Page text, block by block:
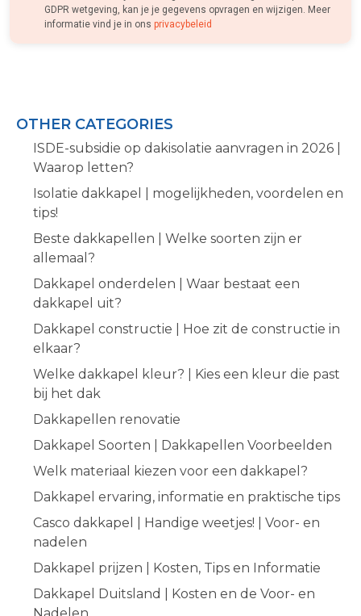
GDPR wetgeving, kan je je gegevens opvragen en wijzigen. Meer
informatie vind je in ons privacybeleid
OTHER CATEGORIES
ISDE-subsidie op dakisolatie aanvragen in 2026 |
Waarop letten?
Isolatie dakkapel | mogelijkheden, voordelen en
tips!
Beste dakkapellen | Welke soorten zijn er
allemaal?
Dakkapel onderdelen | Waar bestaat een
dakkapel uit?
Dakkapel constructie | Hoe zit de constructie in
elkaar?
Welke dakkapel kleur? | Kies een kleur die past
bij het dak
Dakkapellen renovatie
Dakkapel Soorten | Dakkapellen Voorbeelden
Welk materiaal kiezen voor een dakkapel?
Dakkapel ervaring, informatie en praktische tips
Casco dakkapel | Handige weetjes! | Voor- en
nadelen
Dakkapel prijzen | Kosten, Tips en Informatie
Dakkapel Duitsland | Kosten en de Voor- en